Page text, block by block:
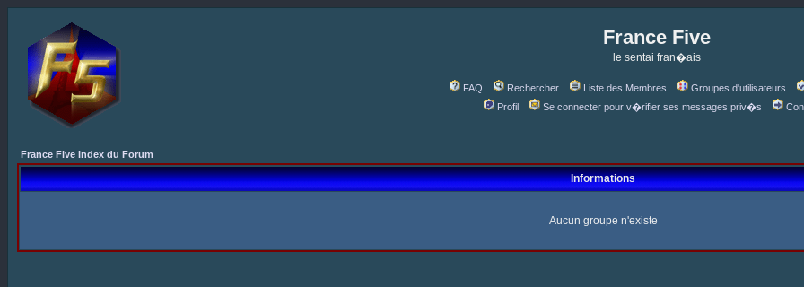
France Five
le sentai fran�ais
FAQ Rechercher Liste des Membres Groupes d'utilisateurs
Profil
Se connecter pour v�rifier ses messages priv�s
France Five Index du Forum
Informations
Aucun groupe n'existe